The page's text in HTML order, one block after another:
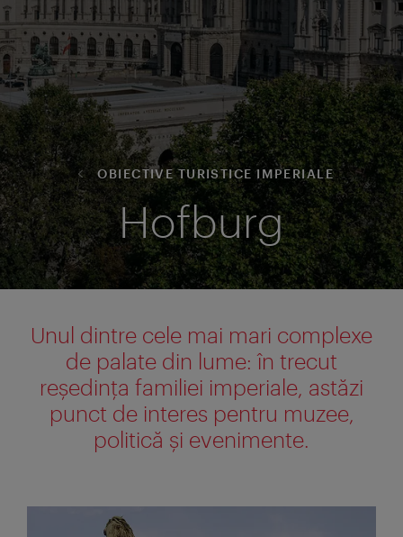
OBIECTIVE TURISTICE IMPERIALE
Hofburg
Unul dintre cele mai mari complexe
de palate din lume: în trecut
reşedinţa familiei imperiale, astăzi
punct de interes pentru muzee,
politică şi evenimente.